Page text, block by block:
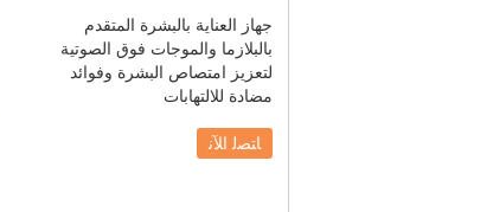
جهاز العناية بالبشرة المتقدم
بالبلازما والموجات فوق الصوتية
لتعزيز امتصاص البشرة وفوائد
مضادة للالتهابات
ﺎﺘﺼﻟ ﺍﻶﻧ